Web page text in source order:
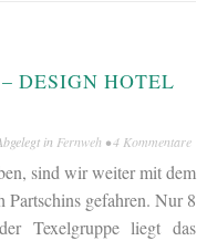
DESIGN HOTEL
in Fernweh •4 Kommentare
sind wir weiter mit dem
gefahren. Nur 8
Texelgruppe liegt das